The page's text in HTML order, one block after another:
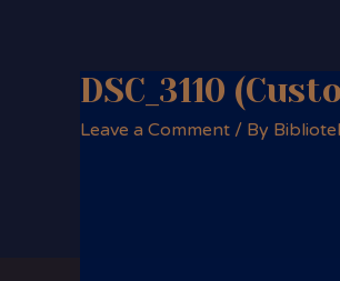
DSC_3110
Leave a Comment / By